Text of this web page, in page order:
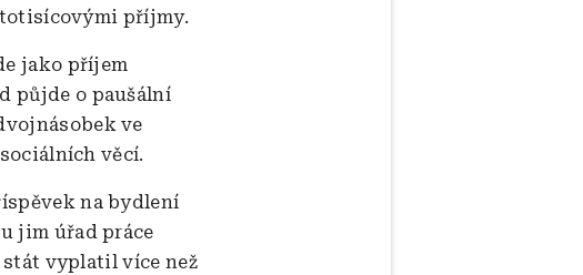
příjmy.
jako příjem
půjde o paušální
ve
věcí.
na bydlení
jim úřad práce
stát vyplatil více než